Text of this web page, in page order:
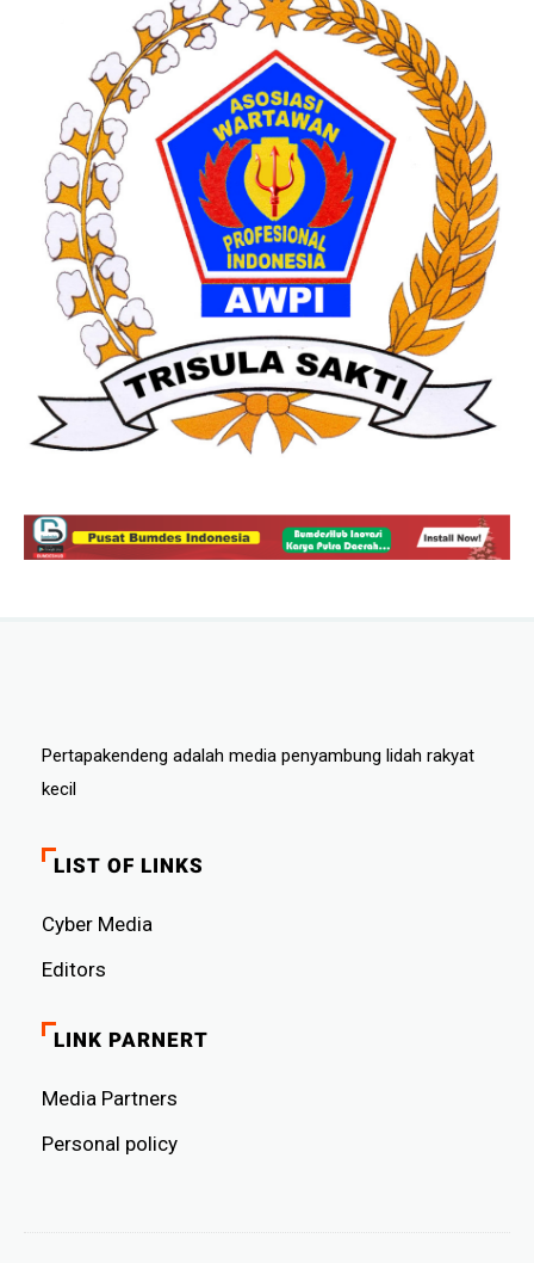
Pertapakendeng adalah media penyambung lidah rakyat
kecil
LIST OF LINKS
Cyber ​​Media
Editors
LINK PARNERT
Media Partners
Personal policy